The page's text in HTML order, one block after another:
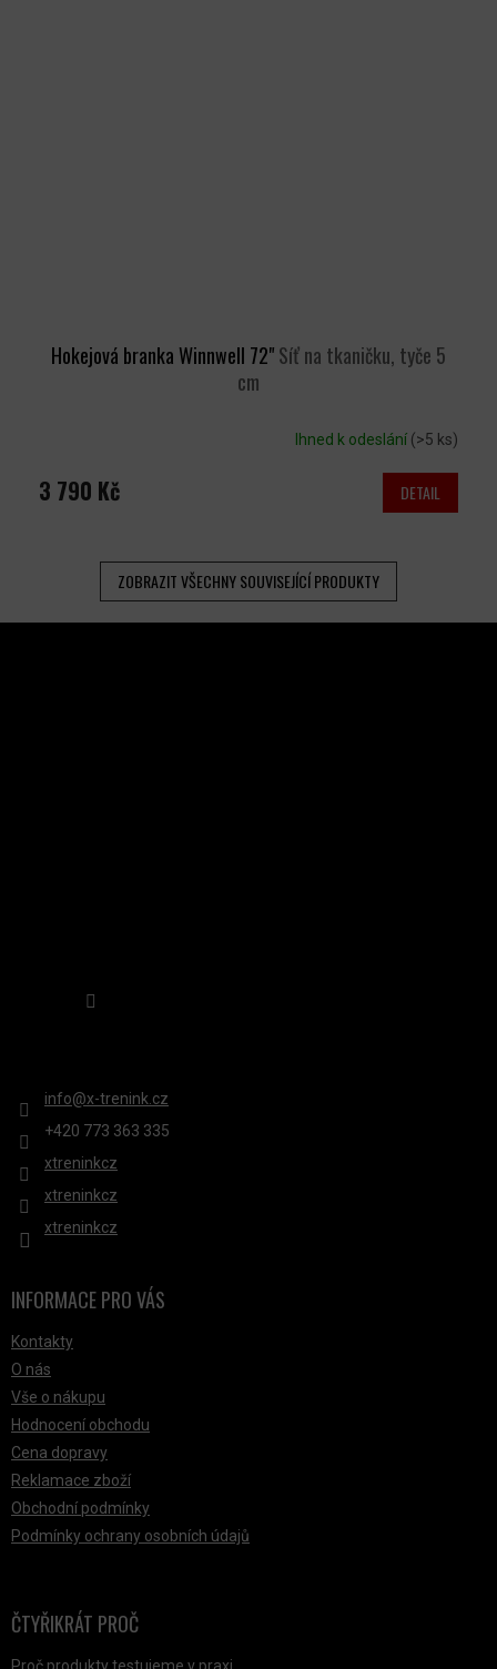
Hokejová branka Winnwell 72"Síť na tkaničku, tyče 5
cm
Ihned k odeslání (>5 ks)
3 790 Kč DETAIL
ZOBRAZIT VŠECHNY SOUVISEJÍCÍ PRODUKTY
Z
info@x-trenink.cz
+420 ‭773 363 335
xtreninkcz
xtreninkcz
xtreninkcz
INFORMACE PRO VÁS
Kontakty
O nás
Vše o nákupu
Hodnocení obchodu
Cena dopravy
Reklamace zboží
Obchodní podmínky
Podmínky ochrany osobních údajů
ČTYŘIKRÁT PROČ